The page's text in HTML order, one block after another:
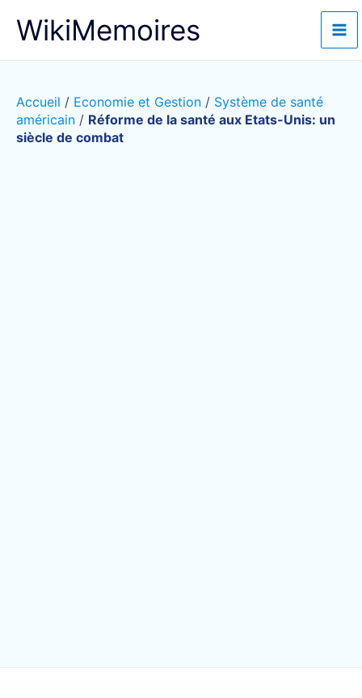
WikiMemoires
Accueil / Economie et Gestion / Système de santé
américain / Réforme de la santé aux Etats-Unis: un
siècle de combat